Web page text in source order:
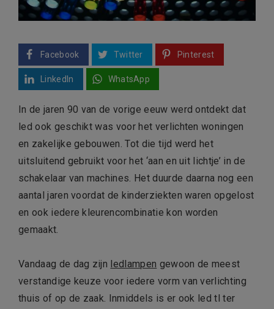
Facebook Twitter Pinterest
LinkedIn WhatsApp
In de jaren 90 van de vorige eeuw werd ontdekt dat
led ook geschikt was voor het verlichten woningen
en zakelijke gebouwen. Tot die tijd werd het
uitsluitend gebruikt voor het ‘aan en uit lichtje’ in de
schakelaar van machines. Het duurde daarna nog een
aantal jaren voordat de kinderziekten waren opgelost
en ook iedere kleurencombinatie kon worden
gemaakt.
Vandaag de dag zijn ledlampen gewoon de meest
verstandige keuze voor iedere vorm van verlichting
thuis of op de zaak. Inmiddels is er ook led tl ter